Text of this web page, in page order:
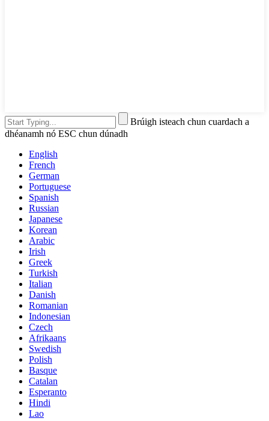
Brúigh isteach chun cuardach a
dhéanamh nó ESC chun dúnadh
English
French
German
Portuguese
Spanish
Russian
Japanese
Korean
Arabic
Irish
Greek
Turkish
Italian
Danish
Romanian
Indonesian
Czech
Afrikaans
Swedish
Polish
Basque
Catalan
Esperanto
Hindi
Lao